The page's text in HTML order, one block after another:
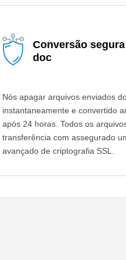
Conversão
doc
Nós apagar arquivos enviados
instantaneamente e convertido
após 24 horas. Todos os
transferência com assegurado
avançado de criptografia SSL.